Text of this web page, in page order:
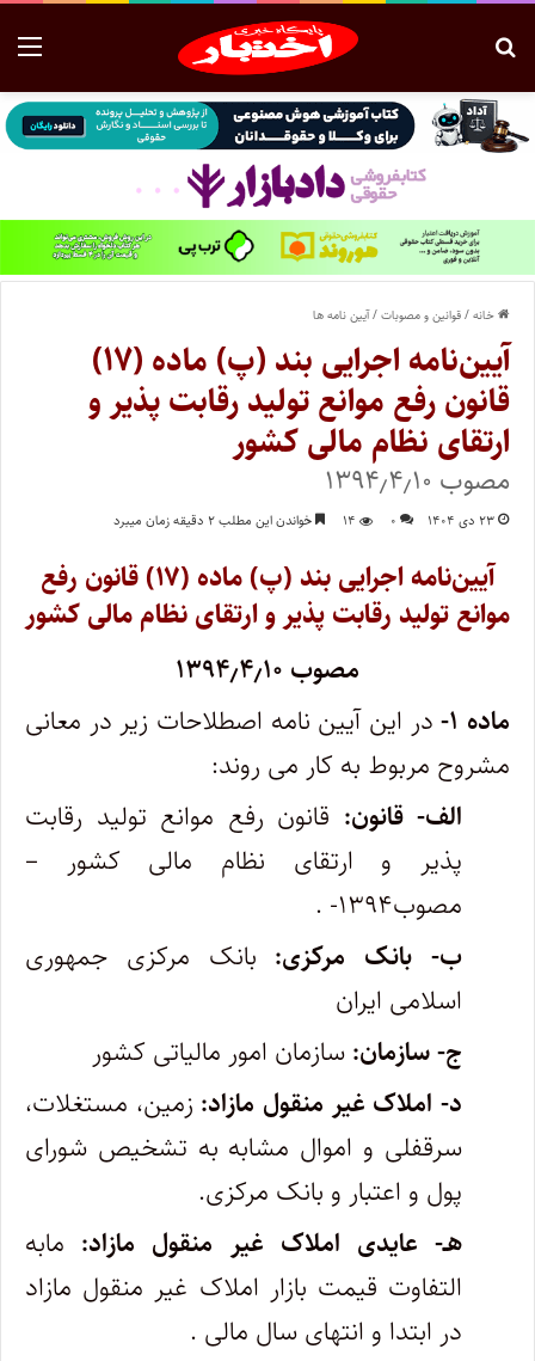
خانه/قوانین و مصوبات/آیین نامه ها
آیین‌نامه اجرایی بند (پ) ماده (۱۷)
قانون رفع موانع تولید رقابت پذیر و
ارتقای نظام مالی کشور
مصوب ۱۳۹۴٫۴٫۱۰
۲۳ دی ۱۴۰۴ ۰ ۱۴ خواندن این مطلب ۲ دقیقه زمان میبرد
آیین‌نامه اجرایی بند (پ) ماده (۱۷) قانون رفع
موانع تولید رقابت پذیر و ارتقای نظام مالی کشور
مصوب ۱۳۹۴٫۴٫۱۰
ماده ۱-
در این آیین نامه اصطلاحات زیر در معانی
مشروح مربوط به کار می روند:
الف- قانون: قانون رفع موانع تولید رقابت
پذیر و ارتقای نظام مالی کشور –
مصوب۱۳۹۴- .
ب- بانک مرکزی: بانک مرکزی جمهوری
اسلامی ایران
ج- سازمان: سازمان امور مالیاتی کشور
د- املاک غیر منقول مازاد: زمین، مستغلات،
سرقفلی و اموال مشابه به تشخیص شورای
پول و اعتبار و بانک مرکزی.
هـ- عایدی املاک غیر منقول مازاد: مابه
التفاوت قیمت بازار املاک غیر منقول مازاد
در ابتدا و انتهای سال مالی .